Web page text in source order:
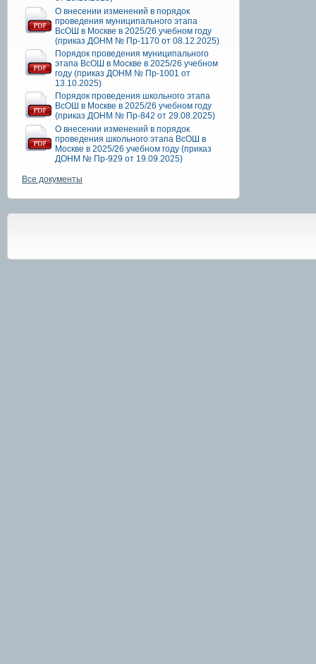
О внесении изменений в порядок
проведения муниципального этапа
ВсОШ в Москве в 2025/26 учебном году
(приказ ДОНМ № Пр-1170 от 08.12.2025)
Порядок проведения муниципального
этапа ВсОШ в Москве в 2025/26 учебном
году (приказ ДОНМ № Пр-1001 от
13.10.2025)
Порядок проведения школьного этапа
ВсОШ в Москве в 2025/26 учебном году
(приказ ДОНМ № Пр-842 от 29.08.2025)
О внесении изменений в порядок
проведения школьного этапа ВсОШ в
Москве в 2025/26 учебном году (приказ
ДОНМ № Пр-929 от 19.09.2025)
Все документы